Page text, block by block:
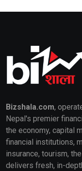
Bizshala.com,
Nepal's premier
the economy, capital
financial institutions,
insurance, tourism,
delivers fresh, in-